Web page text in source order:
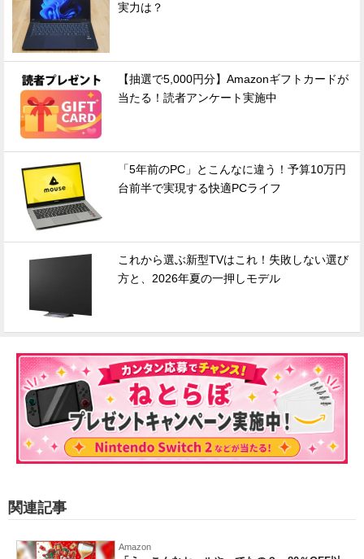
実力は？
【抽選で5,000円分】Amazonギフトカードが
当たる！読者アンケート実施中
「5年前のPC」とこんなに違う！予算10万円
台前半で実現する快適PCライフ
これから選ぶ新型TVはこれ！失敗しない選び
方と、2026年夏の一押しモデル
関連記事
Amazon